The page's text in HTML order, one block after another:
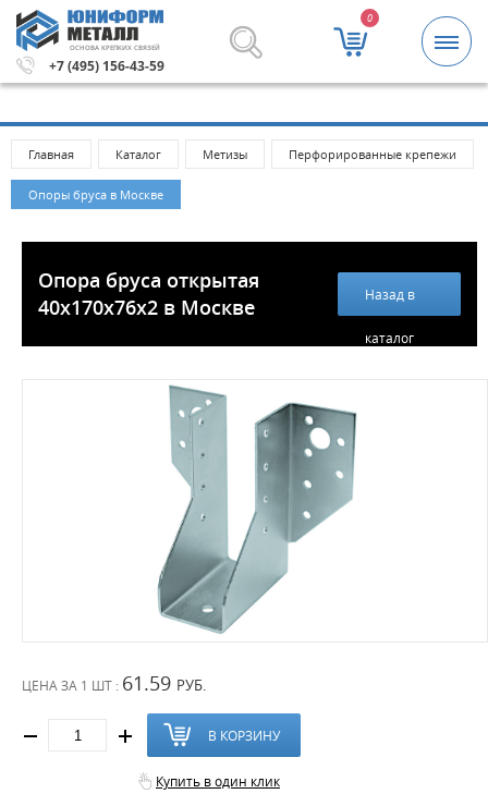
ОСНОВА КРЕПКИХ СВЯЗЕЙ
+7 (495) 156-43-59
0
5000 рублей.Метизы и крепежные изделия оптом.
Главная Каталог Метизы Перфорированные крепежи
Опоры бруса в Москве
Опора бруса открытая
40х170х76х2 в Москве
Назад в
каталог
ЦЕНА ЗА 1 ШТ : 61.59 РУБ.
В КОРЗИНУ
Купить в один клик